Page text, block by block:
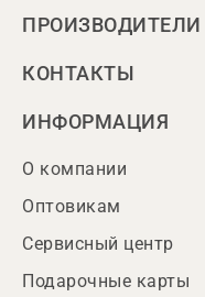
ПРОИЗВОДИТЕЛИ
КОНТАКТЫ
ИНФОРМАЦИЯ
О компании
Оптовикам
Сервисный центр
Подарочные карты